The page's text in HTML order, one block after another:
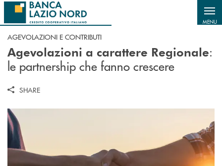
Salta al contenuto principale
MENU
AGEVOLAZIONI E CONTRIBUTI
Agevolazioni a carattere Regionale:
le partnership che fanno crescere
SHARE